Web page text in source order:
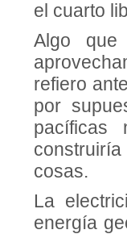
el cuarto
Algo
refiero
por
pacíficas
cosas.
La
energía